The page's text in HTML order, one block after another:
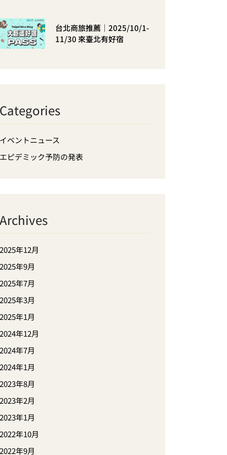
台北商旅推薦｜2025/10/1-
11/30 來臺北有好宿
Categories
イベントニュース
エピデミック予防の発表
Archives
2025年12月
2025年9月
2025年7月
2025年3月
2025年1月
2024年12月
2024年7月
2024年1月
2023年8月
2023年2月
2023年1月
2022年10月
2022年9月